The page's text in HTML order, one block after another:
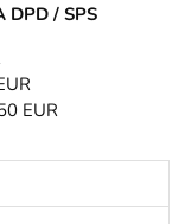
DPD / SPS
EUR